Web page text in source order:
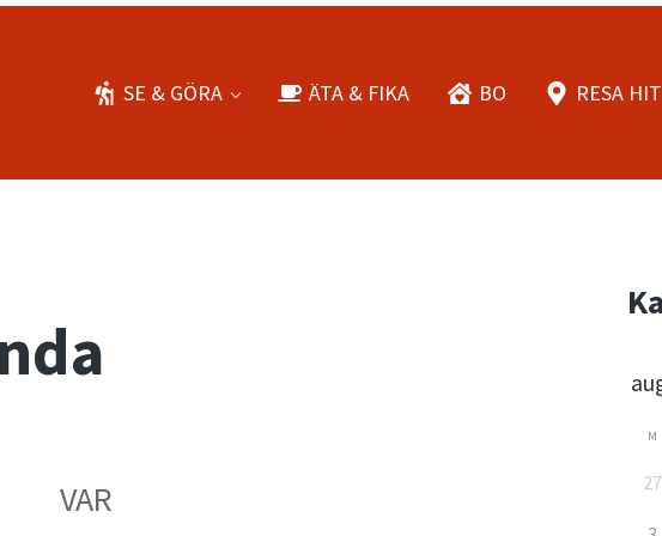
SE & GÖRA ÄTA & FIKA BO RESA HIT
VAR
M
27